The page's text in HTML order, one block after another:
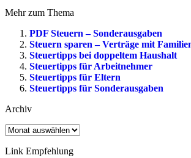
Mehr zum Thema
PDF Steuern – Sonderausgaben
Steuern sparen – Verträge mit
Steuertipps bei doppeltem Haushalt
Steuertipps für Arbeitnehmer
Steuertipps für Eltern
Steuertipps für Sonderausgaben
Archiv
Archiv
Link Empfehlung